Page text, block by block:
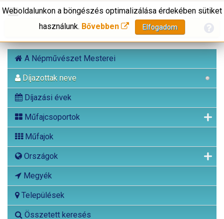
A Népművészet Mesterei
Díjazottak neve
Díjazási évek
Műfajcsoportok
Műfajok
Országok
Megyék
Települések
Összetett keresés
Weboldalunkon a böngészés optimalizálása érdekében sütiket
használunk. Bővebben Elfogadom